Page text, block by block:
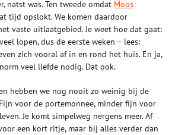
natst was. Ten tweede omdat Moos
tijd opslokt. We komen daardoor
vaste uitlaatgebied. Je weet hoe dat gaat:
lopen, dus de eerste weken – lees:
zich vooral af in en rond het huis. En ja,
veel liefde nodig. Dat ook.
hebben we nog nooit zo weinig bij de
voor de portemonnee, minder fijn voor
Je komt simpelweg nergens meer. Af
een kort ritje, maar bij alles verder dan